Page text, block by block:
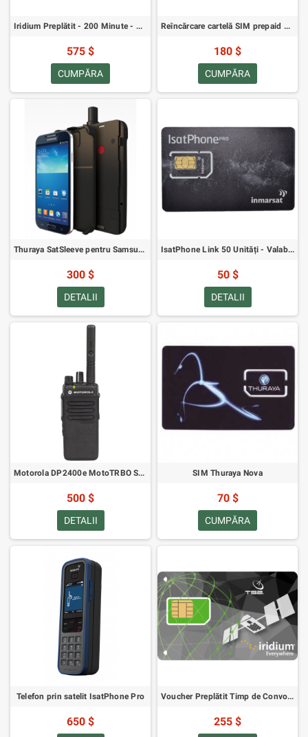
Iridium Preplătit - 200 Minute - Valabilitate de șase luni
575 $
CUMPĂRA
Reîncărcare cartelă SIM prepaid Thuraya - 160 unități
180 $
CUMPĂRA
Thuraya SatSleeve pentru Samsung Galaxy S4
300 $
DETALII
IsatPhone Link 50 Unități - Valabilitate 30 Zile
50 $
DETALII
Motorola DP2400e MotoTRBO Stație Radio Portabilă cu Dublu Sens VHF
500 $
DETALII
SIM Thuraya Nova
70 $
CUMPĂRA
Telefon prin satelit IsatPhone Pro
650 $
Voucher Preplătit Timp de Convorbire Iridium - 100 de Minute Valabilitate 60 de Zile
255 $